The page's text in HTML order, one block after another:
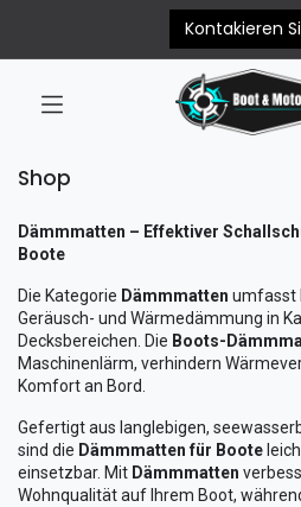
Kontakieren
Shop
Dämmmatten – Effektiver
Boote
Die Kategorie Dämmmatten umfasst
Geräusch- und Wärmedämmung in
Decksbereichen. Die Boots-
Maschinenlärm, verhindern
Komfort an Bord.
Gefertigt aus langlebigen,
sind die Dämmmatten für Boote
einsetzbar. Mit Dämmmatten
Wohnqualität auf Ihrem Boot,